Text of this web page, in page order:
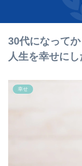
30代になって
人生を幸せにし
幸せ